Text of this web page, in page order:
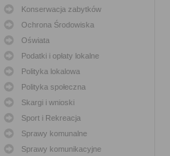
Konserwacja zabytków
Ochrona Środowiska
Oświata
Podatki i opłaty lokalne
Polityka lokalowa
Polityka społeczna
Skargi i wnioski
Sport i Rekreacja
Sprawy komunalne
Sprawy komunikacyjne